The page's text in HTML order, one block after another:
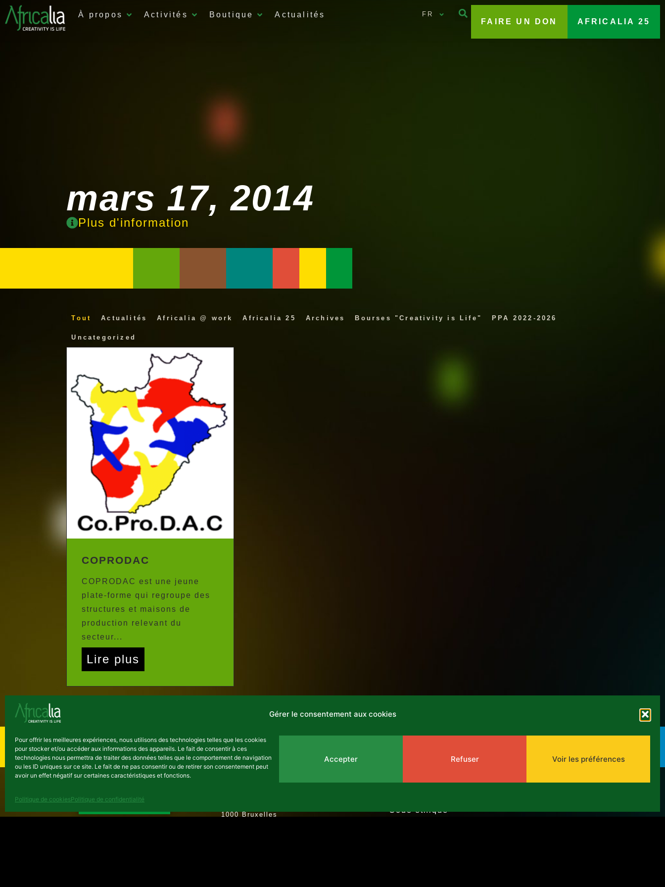
Gérer le consentement aux cookies
Pour offrir les meilleures expériences, nous utilisons des technologies telles que les cookies
pour stocker et/ou accéder aux informations des appareils. Le fait de consentir à ces
technologies nous permettra de traiter des données telles que le comportement de navigation
ou les ID uniques sur ce site. Le fait de ne pas consentir ou de retirer son consentement peut
avoir un effet négatif sur certaines caractéristiques et fonctions.
Accepter Refuser Voir les préférences
Politique de cookiesPolitique de confidentialité
À propos Activités Boutique Actualités FR
FAIRE UN DON AFRICALIA 25
mars 17, 2014
Plus d'information
Tout Actualités Africalia @ work Africalia 25 Archives Bourses "Creativity is Life" PPA 2022-2026
Uncategorized
COPRODAC
COPRODAC est une jeune
plate-forme qui regroupe des
structures et maisons de
production relevant du
secteur...
Lire plus
NEWSLETTER
1000 Bruxelles
Code éthique